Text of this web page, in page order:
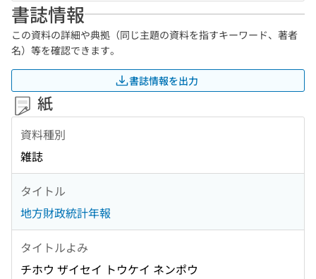
書誌情報
この資料の詳細や典拠（同じ主題の資料を指すキーワード、著者
名）等を確認できます。
書誌情報を出力
紙
資料種別
雑誌
タイトル
地方財政統計年報
タイトルよみ
チホウ ザイセイ トウケイ ネンポウ